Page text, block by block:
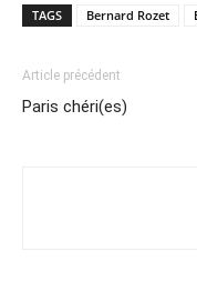
TAGS Bernard Rozet
Article précédent
Paris chéri(es)